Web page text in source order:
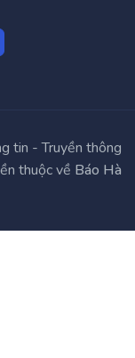
tin - Truyền thông
thuộc về Báo Hà